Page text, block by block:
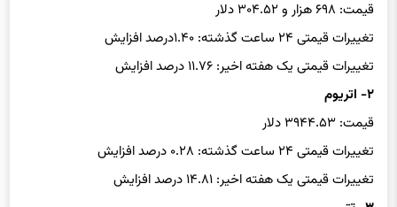
تغییرات قیمتی ۲۴ ساعت گذشته: ۱.۴۰درصد افزایش
تغییرات قیمتی یک هفته اخیر: ۱۱.۷۶ درصد افزایش
۲- اتریوم
قیمت: ۳۹۴۴.۵۳ دلار
تغییرات قیمتی ۲۴ ساعت گذشته: ۰.۲۸ درصد افزایش
تغییرات قیمتی یک هفته اخیر: ۱۴.۸۱ درصد افزایش
۳- تتر